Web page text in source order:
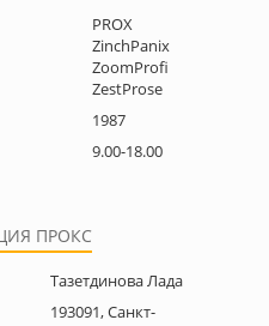
PROX
ZinchPanix
ZoomProfi
ZestProse
1987
9.00-18.00
ПРОКС
Тазетдинова Лада
193091, Санкт-